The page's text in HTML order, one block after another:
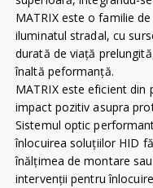
MATRIX este o familie
iluminatul stradal, cu
durată de viaţă
înaltă peformanţă.
MATRIX este eficient din
impact pozitiv asupra
Sistemul optic
înlocuirea soluţiilor HID
înălţimea de montare
intervenţii pentru